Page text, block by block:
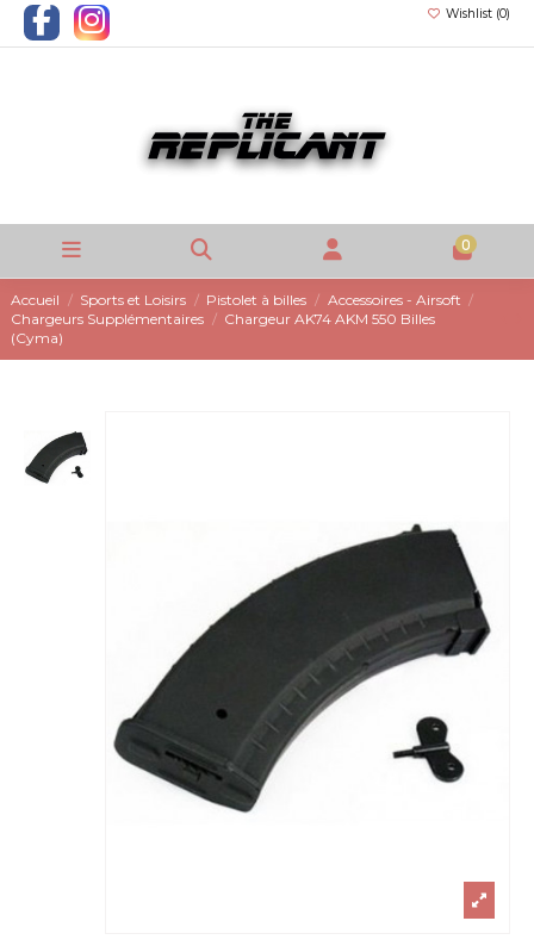
Wishlist (0)
0
Accueil Sports et Loisirs Pistolet à billes
Accessoires - Airsoft
Chargeurs Supplémentaires
Chargeur AK74 AKM 550 Billes
(Cyma)